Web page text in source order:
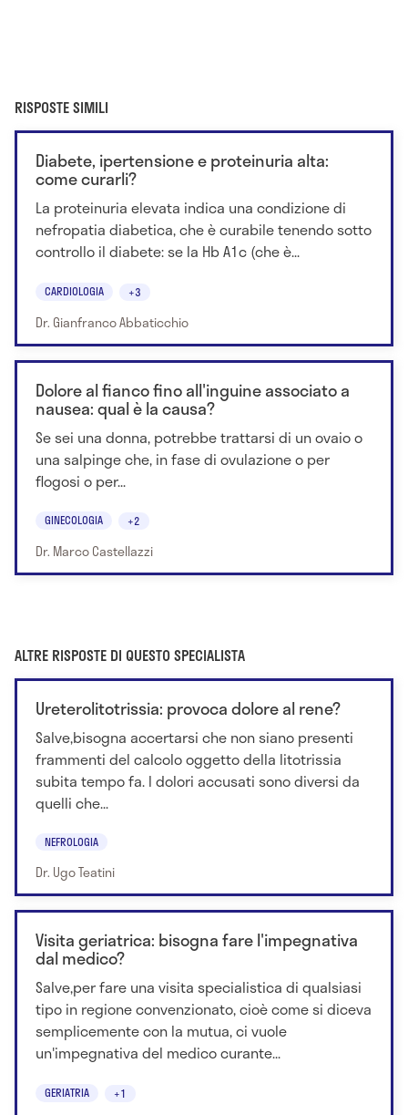
RISPOSTE SIMILI
Diabete, ipertensione e proteinuria alta:
come curarli?
La proteinuria elevata indica una condizione di
nefropatia diabetica, che è curabile tenendo sotto
controllo il diabete: se la Hb A1c (che è...
CARDIOLOGIA +3
Dr. Gianfranco Abbaticchio
Dolore al fianco fino all'inguine associato a
nausea: qual è la causa?
Se sei una donna, potrebbe trattarsi di un ovaio o
una salpinge che, in fase di ovulazione o per
flogosi o per...
GINECOLOGIA +2
Dr. Marco Castellazzi
ALTRE RISPOSTE DI QUESTO SPECIALISTA
Ureterolitotrissia: provoca dolore al rene?
Salve,bisogna accertarsi che non siano presenti
frammenti del calcolo oggetto della litotrissia
subita tempo fa. I dolori accusati sono diversi da
quelli che...
NEFROLOGIA
Dr. Ugo Teatini
Visita geriatrica: bisogna fare l'impegnativa
dal medico?
Salve,per fare una visita specialistica di qualsiasi
tipo in regione convenzionato, cioè come si diceva
semplicemente con la mutua, ci vuole
un'impegnativa del medico curante...
GERIATRIA +1